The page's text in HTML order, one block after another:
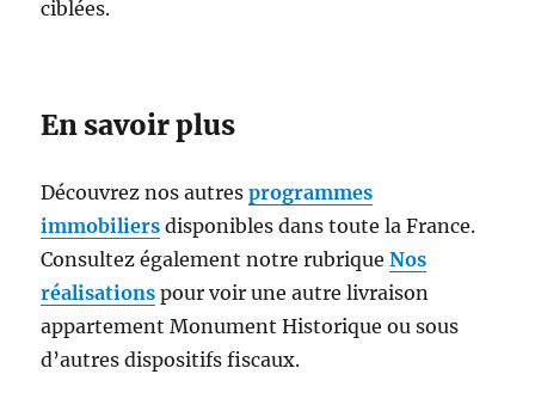
ciblées.
En savoir plus
Découvrez nos autresprogrammes
immobiliers disponibles dans toute la France.
Consultez également notre rubriqueNos
réalisations pour voir une autre livraison
appartement Monument Historique ou sous
d’autres dispositifs fiscaux.